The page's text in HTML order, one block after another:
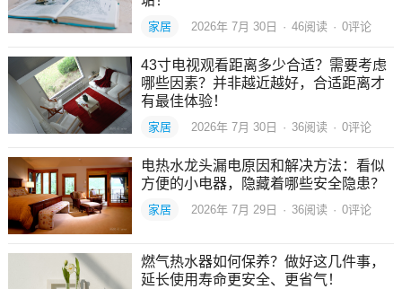
家居 2026年 7月 30日 · 46阅读 · 0评论
43寸电视观看距离多少合适？需要考虑
哪些因素？并非越近越好，合适距离才
有最佳体验！
家居 2026年 7月 30日 · 36阅读 · 0评论
电热水龙头漏电原因和解决方法：看似
方便的小电器，隐藏着哪些安全隐患？
家居 2026年 7月 29日 · 36阅读 · 0评论
燃气热水器如何保养？做好这几件事，
延长使用寿命更安全、更省气！